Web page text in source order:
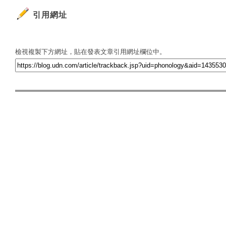
引用網址
檢視複製下方網址，貼在發表文章引用網址欄位中。